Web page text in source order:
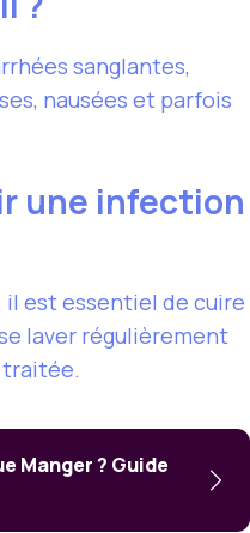
sanglantes,
nausées et parfois
une infection
est essentiel de cuire
laver régulièrement
traitée.
Manger ? Guide